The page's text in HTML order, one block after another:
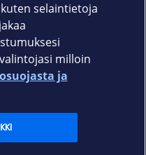
selaintietoja
milloin
ja